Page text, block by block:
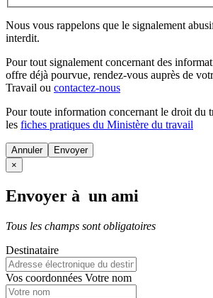
Nous vous rappelons que le signalement
interdit.
Pour tout signalement concernant des
offre déjà pourvue, rendez-vous auprès de
Travail ou contactez-nous
Pour toute information concernant le droit du
les fiches pratiques du Ministère du travail
Annuler
×
Envoyer à un ami
Tous les champs sont obligatoires
Destinataire
Vos coordonnées Votre nom